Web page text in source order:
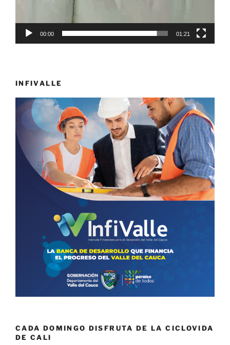
00:00 01:21
INFIVALLE
CADA DOMINGO DISFRUTA DE LA CICLOVIDA
DE CALI